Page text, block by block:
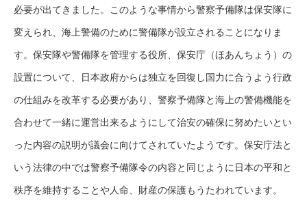
必要が出てきました。このような事情から警察予備隊は保安隊に
変えられ、海上警備のために警備隊が設立されることになりま
す。保安隊や警備隊を管理する役所、保安庁（ほあんちょう）の
設置について、日本政府からは独立を回復し国力に合うよう行政
の仕組みを改革する必要があり、警察予備隊と海上の警備機能を
合わせて一緒に運営出来るようにして治安の確保に努めたいとい
った内容の説明が議会に向けてされていたようです。保安庁法と
いう法律の中では警察予備隊令の内容と同じように日本の平和と
秩序を維持することや人命、財産の保護もうたわれています。